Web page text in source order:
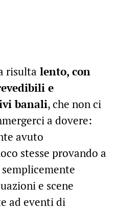
risulta lento, con
e
banali, che non ci
a dovere:
avuto
stesse provando a
e scene
ad eventi di